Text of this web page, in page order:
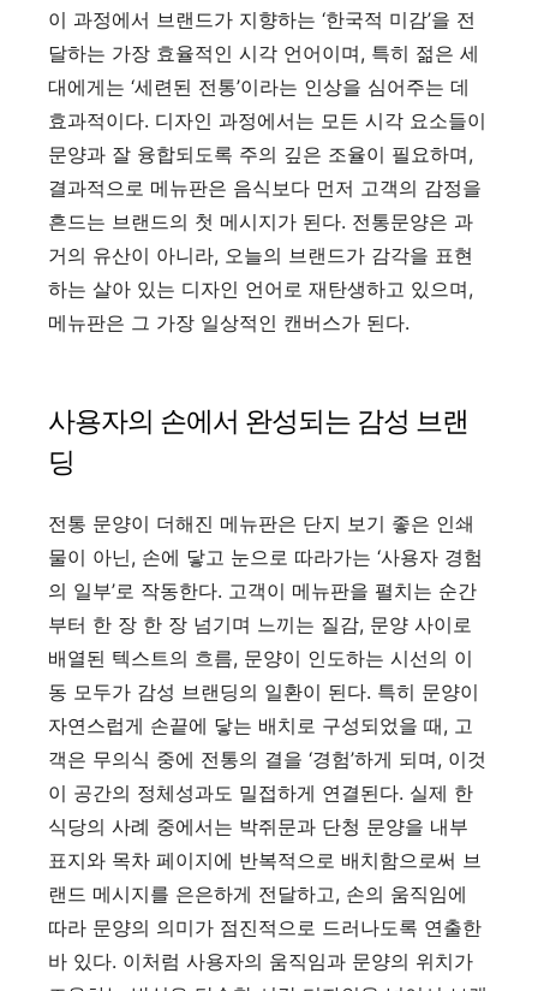
이 과정에서 브랜드가 지향하는 ‘한국적 미감’을 전
달하는 가장 효율적인 시각 언어이며, 특히 젊은 세
대에게는 ‘세련된 전통’이라는 인상을 심어주는 데
효과적이다. 디자인 과정에서는 모든 시각 요소들이
문양과 잘 융합되도록 주의 깊은 조율이 필요하며,
결과적으로 메뉴판은 음식보다 먼저 고객의 감정을
흔드는 브랜드의 첫 메시지가 된다. 전통문양은 과
거의 유산이 아니라, 오늘의 브랜드가 감각을 표현
하는 살아 있는 디자인 언어로 재탄생하고 있으며,
메뉴판은 그 가장 일상적인 캔버스가 된다.
사용자의 손에서 완성되는 감성 브랜
딩
전통 문양이 더해진 메뉴판은 단지 보기 좋은 인쇄
물이 아닌, 손에 닿고 눈으로 따라가는 ‘사용자 경험
의 일부’로 작동한다. 고객이 메뉴판을 펼치는 순간
부터 한 장 한 장 넘기며 느끼는 질감, 문양 사이로
배열된 텍스트의 흐름, 문양이 인도하는 시선의 이
동 모두가 감성 브랜딩의 일환이 된다. 특히 문양이
자연스럽게 손끝에 닿는 배치로 구성되었을 때, 고
객은 무의식 중에 전통의 결을 ‘경험’하게 되며, 이것
이 공간의 정체성과도 밀접하게 연결된다. 실제 한
식당의 사례 중에서는 박쥐문과 단청 문양을 내부
표지와 목차 페이지에 반복적으로 배치함으로써 브
랜드 메시지를 은은하게 전달하고, 손의 움직임에
따라 문양의 의미가 점진적으로 드러나도록 연출한
바 있다. 이처럼 사용자의 움직임과 문양의 위치가